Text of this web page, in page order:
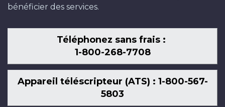
bénéficier des services.
Téléphonez sans frais :
1-800-268-7708
Appareil téléscripteur (ATS) : 1-800-567-
5803